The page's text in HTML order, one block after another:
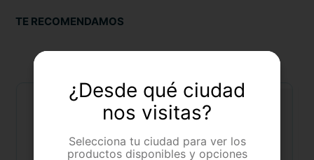
TE RECOMENDAMOS
¿Desde qué ciudad
nos visitas?
Selecciona tu ciudad para ver los
productos disponibles y opciones